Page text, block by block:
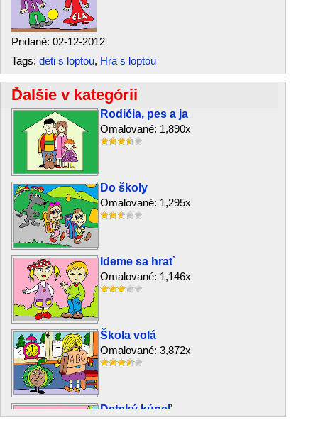
Pridané: 02-12-2012
Tags: deti s loptou, Hra s loptou
Ďalšie v kategórii
Rodičia, pes a ja
Omalované: 1,890x
Do školy
Omalované: 1,295x
Ideme sa hrať
Omalované: 1,146x
Škola volá
Omalované: 3,872x
Detský kúpeľ